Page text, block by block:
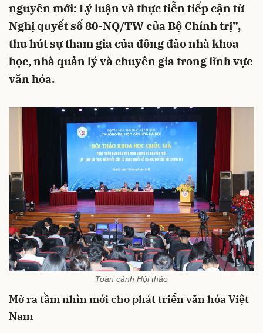
nguyên mới: Lý luận và thực tiễn tiếp cận từ
Nghị quyết số 80-NQ/TW của Bộ Chính trị”,
thu hút sự tham gia của đông đảo nhà khoa
học, nhà quản lý và chuyên gia trong lĩnh vực
văn hóa.
Toàn cảnh Hội thảo
Mở ra tầm nhìn mới cho phát triển văn hóa Việt
Nam